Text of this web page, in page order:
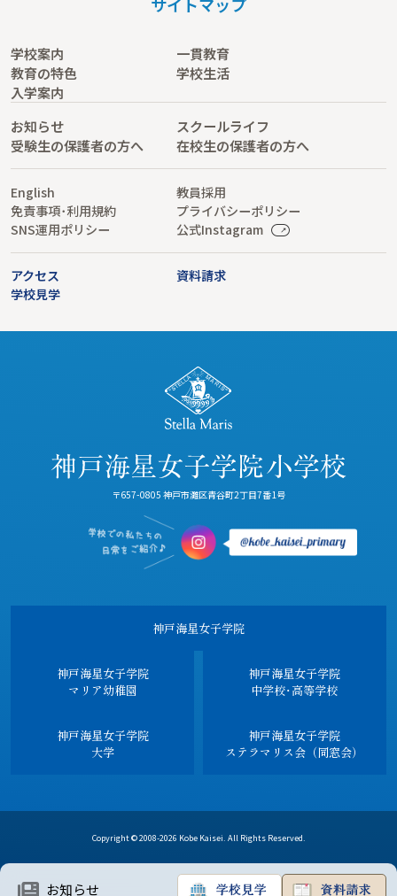
お知らせ
学校案内
一貫教育
教育の特色
学校生活
入学案内
お知らせ
スクールライフ
受験生の保護者の方へ
在校生の保護者の方へ
English
教員採用
免責事項･利用規約
プライバシーポリシー
SNS運用ポリシー
公式Instagram
アクセス
資料請求
学校見学
〒657-0805 神戸市灘区青谷町2丁目7番1号
神戸海星女子学院
神戸海星女子学院
マリア幼稚園
神戸海星女子学院
中学校･高等学校
神戸海星女子学院
大学
神戸海星女子学院
ステラマリス会（同窓会）
Copyright © 2008-2026 Kobe Kaisei. All Rights Reserved.